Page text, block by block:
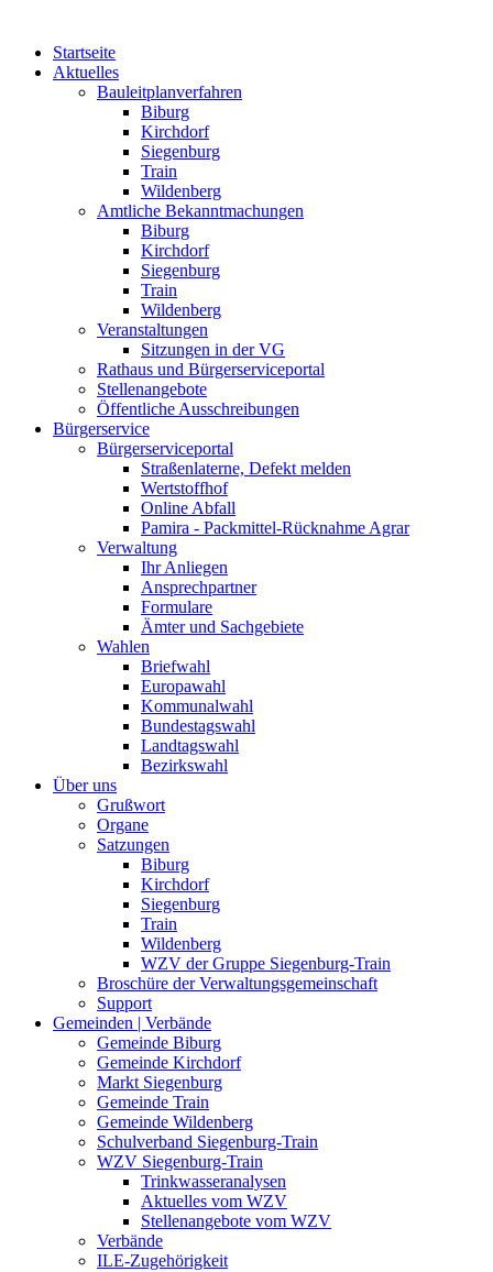
Startseite
Aktuelles
Bauleitplanverfahren
Biburg
Kirchdorf
Siegenburg
Train
Wildenberg
Amtliche Bekanntmachungen
Biburg
Kirchdorf
Siegenburg
Train
Wildenberg
Veranstaltungen
Sitzungen in der VG
Rathaus und Bürgerserviceportal
Stellenangebote
Öffentliche Ausschreibungen
Bürgerservice
Bürgerserviceportal
Straßenlaterne, Defekt melden
Wertstoffhof
Online Abfall
Pamira - Packmittel-Rücknahme Agrar
Verwaltung
Ihr Anliegen
Ansprechpartner
Formulare
Ämter und Sachgebiete
Wahlen
Briefwahl
Europawahl
Kommunalwahl
Bundestagswahl
Landtagswahl
Bezirkswahl
Über uns
Grußwort
Organe
Satzungen
Biburg
Kirchdorf
Siegenburg
Train
Wildenberg
WZV der Gruppe Siegenburg-Train
Broschüre der Verwaltungsgemeinschaft
Support
Gemeinden | Verbände
Gemeinde Biburg
Gemeinde Kirchdorf
Markt Siegenburg
Gemeinde Train
Gemeinde Wildenberg
Schulverband Siegenburg-Train
WZV Siegenburg-Train
Trinkwasseranalysen
Aktuelles vom WZV
Stellenangebote vom WZV
Verbände
ILE-Zugehörigkeit